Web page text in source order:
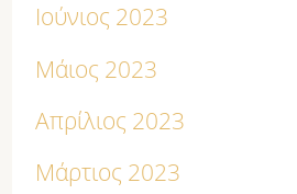
Ιούνιος 2023
Μάιος 2023
Απρίλιος 2023
Μάρτιος 2023